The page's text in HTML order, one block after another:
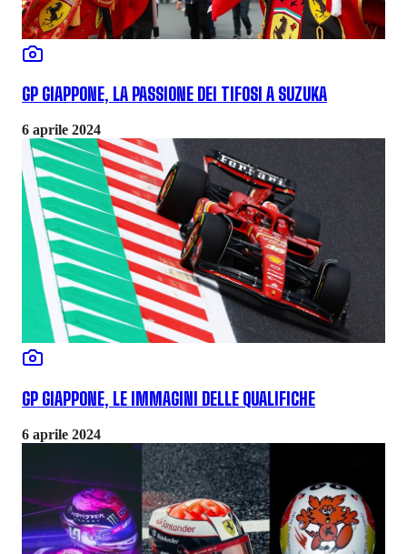
GP GIAPPONE, LA PASSIONE DEI TIFOSI A SUZUKA
6 aprile 2024
GP GIAPPONE, LE IMMAGINI DELLE QUALIFICHE
6 aprile 2024